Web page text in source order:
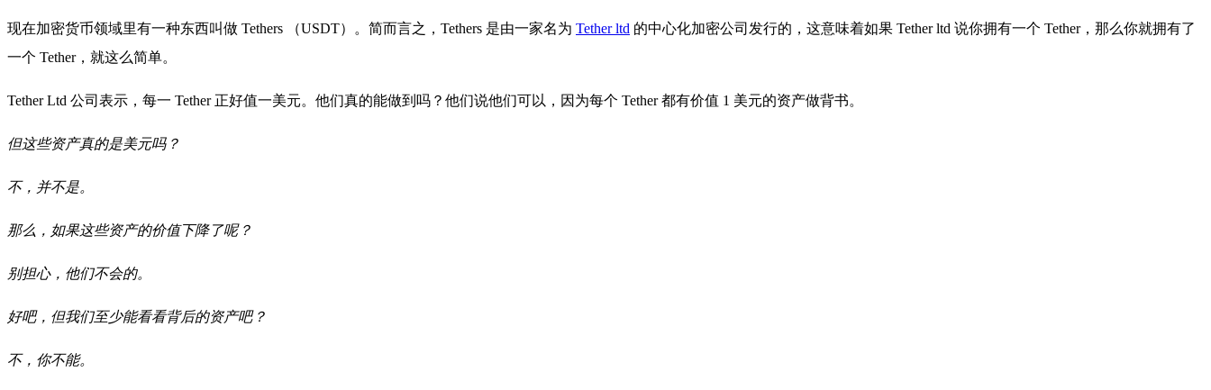
现在加密货币领域里有一种东西叫做 Tethers （USDT）。简而言之，Tethers 是由一家名为 Tether ltd 的中心化加密公司发行的，这意味着如果 Tether ltd 说你拥有一个 Tether，那么你就拥有了
一个 Tether，就这么简单。
Tether Ltd 公司表示，每一 Tether 正好值一美元。他们真的能做到吗？他们说他们可以，因为每个 Tether 都有价值 1 美元的资产做背书。
但这些资产真的是美元吗？
不，并不是。
那么，如果这些资产的价值下降了呢？
别担心，他们不会的。
好吧，但我们至少能看看背后的资产吧？
不，你不能。